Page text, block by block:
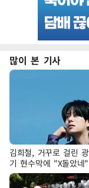
많이 본 기사
김희철, 거꾸로 걸린
기 현수막에 "X돌았네"